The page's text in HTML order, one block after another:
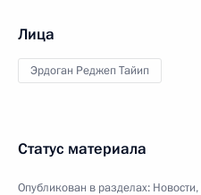
Лица
Эрдоган Реджеп Тайип
Статус материала
Опубликован в разделах: Новости,